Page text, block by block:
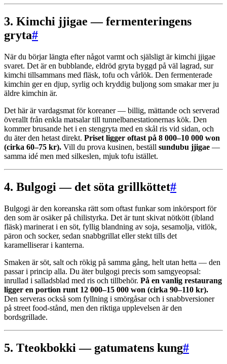
3. Kimchi jjigae — fermenteringens
gryta#
När du börjar längta efter något varmt och själsligt är kimchi jjigae
svaret. Det är en bubblande, eldröd gryta byggd på väl lagrad, sur
kimchi tillsammans med fläsk, tofu och vårlök. Den fermenterade
kimchin ger en djup, syrlig och kryddig buljong som smakar mer ju
äldre kimchin är.
Det här är vardagsmat för koreaner — billig, mättande och serverad
överallt från enkla matsalar till tunnelbanestationernas kök. Den
kommer brusande het i en stengryta med en skål ris vid sidan, och
du äter den hetast direkt. Priset ligger oftast på 8 000–10 000 won
(cirka 60–75 kr). Vill du prova kusinen, beställ sundubu jjigae —
samma idé men med silkeslen, mjuk tofu istället.
4. Bulgogi — det söta grillköttet#
Bulgogi är den koreanska rätt som oftast funkar som inkörsport för
den som är osäker på chilistyrka. Det är tunt skivat nötkött (ibland
fläsk) marinerat i en söt, fyllig blandning av soja, sesamolja, vitlök,
päron och socker, sedan snabbgrillat eller stekt tills det
karamelliserar i kanterna.
Smaken är söt, salt och rökig på samma gång, helt utan hetta — den
passar i princip alla. Du äter bulgogi precis som samgyeopsal:
inrullad i salladsblad med ris och tillbehör. På en vanlig restaurang
ligger en portion runt 12 000–15 000 won (cirka 90–110 kr).
Den serveras också som fyllning i smörgåsar och i snabbversioner
på street food-stånd, men den riktiga upplevelsen är den
bordsgrillade.
5. Tteokbokki — gatumatens kung#